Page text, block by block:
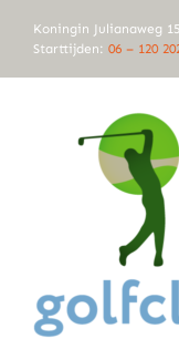
naar
Koningin Julianaweg
Starttijden: 06 – 120